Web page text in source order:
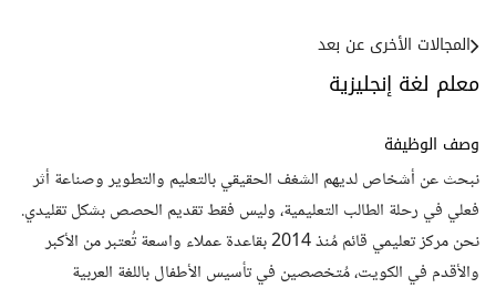
معلم لغة إنجليزية
المجالات الأخرى عن بعد
وصف الوظيفة
نبحث عن أشخاص لديهم الشغف الحقيقي بالتعليم والتطوير وصناعة أثر
فعلي في رحلة الطالب التعليمية، وليس فقط تقديم الحصص بشكل تقليدي.
نحن مركز تعليمي قائم مُنذ 2014 بقاعدة عملاء واسعة تُعتبر من الأكبر
والأقدم في الكويت، مُتخصصين في تأسيس الأطفال باللغة العربية